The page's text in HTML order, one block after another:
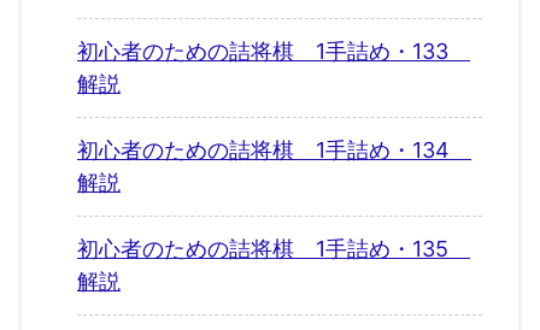
初心者のための詰将棋 1手詰め・133
解説
初心者のための詰将棋 1手詰め・134
解説
初心者のための詰将棋 1手詰め・135
解説